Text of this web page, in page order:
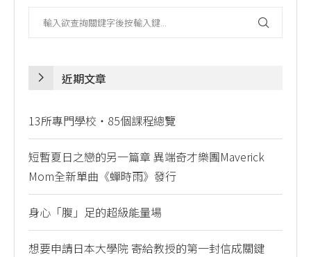
近期文章
13所專門學校・85個課程總覽
短暫夏日之戀的另一篇章 異端奇才樂團Maverick
Mom全新單曲《蟬時雨》發行
身心「腹」足的超級能量場
想要申請日本大學院 寄給教授的第一封信成關鍵